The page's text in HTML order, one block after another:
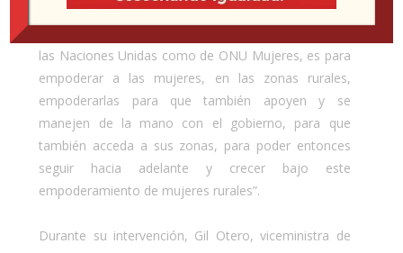
Resultado de Programas ONU MUJERES, quien
las Naciones Unidas como de ONU Mujeres, es para
empoderar a las mujeres, en las zonas rurales,
empoderarlas para que también apoyen y se
manejen de la mano con el gobierno, para que
también acceda a sus zonas, para poder entonces
seguir hacia adelante y crecer bajo este
empoderamiento de mujeres rurales”.
Durante su intervención, Gil Otero, viceministra de